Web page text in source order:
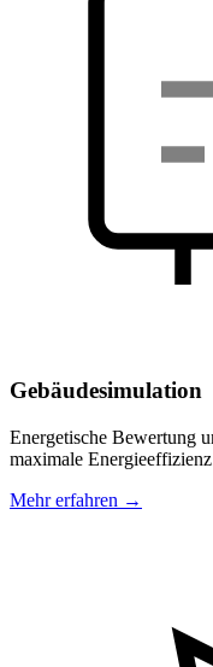
Gebäudesimulation
Energetische Bewertung
maximale
Mehr erfahren →